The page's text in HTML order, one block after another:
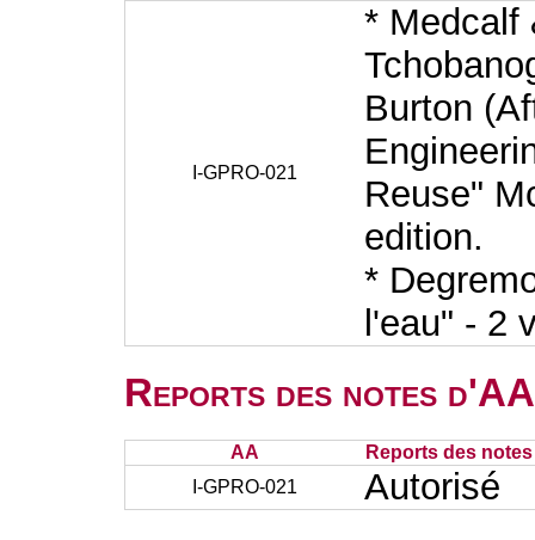
I-GPRO-021
* Medcalf
Burton
Reuse"
edition.
*
l'eau" - 2
Reports des notes
AA
Reports des
I-GPRO-021
Autorisé